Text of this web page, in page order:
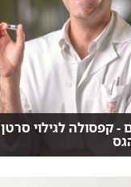
- קפסולה לגילוי סרטן
הכירו את PillCam Colon 2: גלולת
לגילוי...